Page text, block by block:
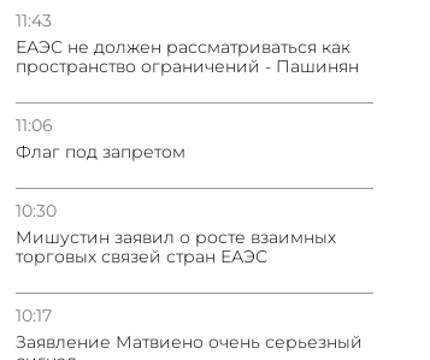
11:43
ЕАЭС не должен рассматриваться как
пространство ограничений - Пашинян
11:06
Флаг под запретом
10:30
Мишустин заявил о росте взаимных
торговых связей стран ЕАЭС
10:17
Заявление Матвиено очень серьезный